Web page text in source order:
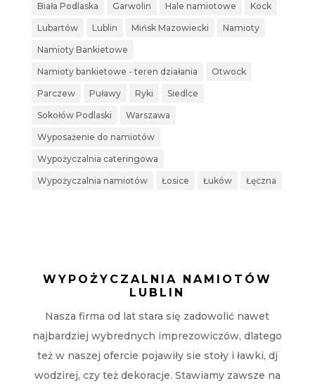
Biała Podlaska Garwolin Hale namiotowe Kock
Lubartów Lublin Mińsk Mazowiecki Namioty
Namioty Bankietowe
Namioty bankietowe - teren działania Otwock
Parczew Puławy Ryki Siedlce
Sokołów Podlaski Warszawa
Wyposażenie do namiotów
Wypożyczalnia cateringowa
Wypożyczalnia namiotów Łosice Łuków Łęczna
WYPOŻYCZALNIA NAMIOTÓW
LUBLIN
Nasza firma od lat stara się zadowolić nawet
najbardziej wybrednych imprezowiczów, dlatego
też w naszej ofercie pojawiły sie stoły i ławki, dj
wodzirej, czy też dekoracje. Stawiamy zawsze na